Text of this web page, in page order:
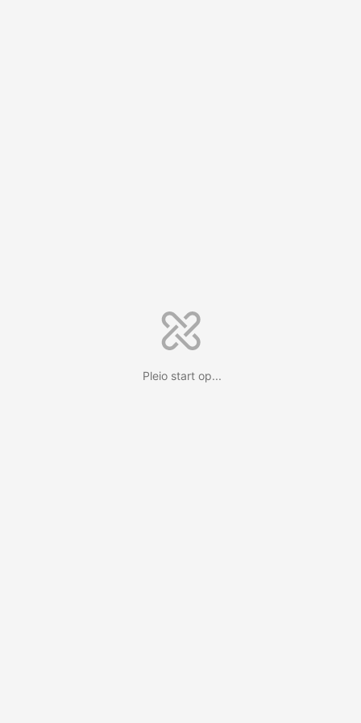
Pleio start op...